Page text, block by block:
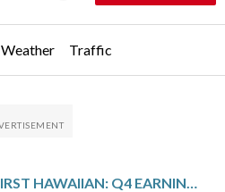
Weather Traffic